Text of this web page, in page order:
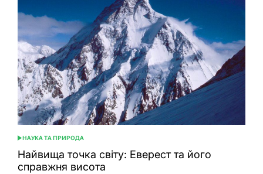
ОПУБЛІКУВАТИ
У
НАУКА ТА ПРИРОДА
Найвища точка світу: Еверест та його
справжня висота